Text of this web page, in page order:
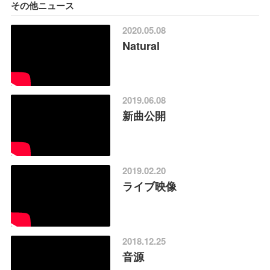
その他ニュース
2020.05.08
Natural
2019.06.08
新曲公開
2019.02.20
ライブ映像
2018.12.25
音源